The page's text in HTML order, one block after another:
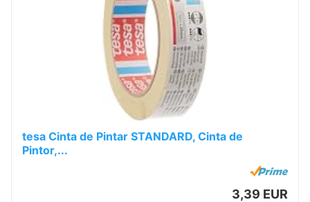
tesa Cinta de Pintar STANDARD, Cinta de
Pintor,...
3,39 EUR